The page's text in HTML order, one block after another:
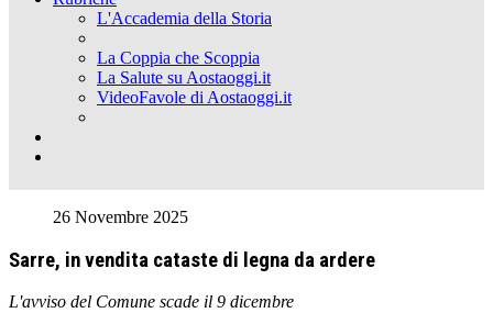
L'Accademia della Storia
La Coppia che Scoppia
La Salute su Aostaoggi.it
VideoFavole di Aostaoggi.it
26 Novembre 2025
Sarre, in vendita cataste di legna da ardere
L'avviso del Comune scade il 9 dicembre